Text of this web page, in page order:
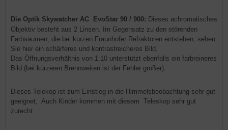
Die Optik Skywatcher AC EvoStar 90 / 900: Dieses achromatisches
Objektiv besteht aus 2 Linsen. Im Gegensatz zu den störenden
Farbsäumen, die bei kurzen Fraunhofer Refraktoren entstehen, sehen
Sie hier ein schärferes und kontrastreicheres Bild.
Das Öffnungsverhältnis von 1:10 unterstützt ebenfalls ein farbreineres
Bild (bei kürzeren Brennweiten ist der Fehler größer).
Dieses Telekop ist zum Einstieg in die Himmelsbeobachtung sehr gut
geeignet, Auch Kinder kommen mit diesem Teleskop sehr gut
zurecht.